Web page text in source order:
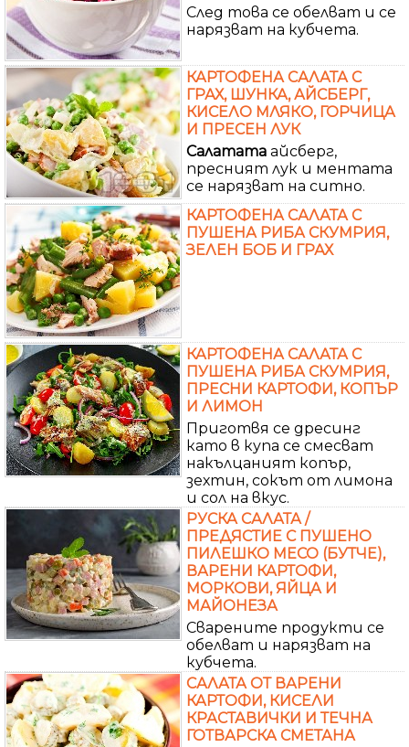
След това се обелват и се
нарязват на кубчета.
КАРТОФЕНА САЛАТА С
ГРАХ, ШУНКА, АЙСБЕРГ,
КИСЕЛО МЛЯКО, ГОРЧИЦА
И ПРЕСЕН ЛУК
Салатата айсберг,
пресният лук и ментата
се нарязват на ситно.
КАРТОФЕНА САЛАТА С
ПУШЕНА РИБА СКУМРИЯ,
ЗЕЛЕН БОБ И ГРАХ
КАРТОФЕНА САЛАТА С
ПУШЕНА РИБА СКУМРИЯ,
ПРЕСНИ КАРТОФИ, КОПЪР
И ЛИМОН
Приготвя се дресинг
като в купа се смесват
накълцаният копър,
зехтин, сокът от лимона
и сол на вкус.
РУСКА САЛАТА /
ПРЕДЯСТИЕ С ПУШЕНО
ПИЛЕШКО МЕСО (БУТЧЕ),
ВАРЕНИ КАРТОФИ,
МОРКОВИ, ЯЙЦА И
МАЙОНЕЗА
Сварените продукти се
обелват и нарязват на
кубчета.
САЛАТА ОТ ВАРЕНИ
КАРТОФИ, КИСЕЛИ
КРАСТАВИЧКИ И ТЕЧНА
ГОТВАРСКА СМЕТАНА